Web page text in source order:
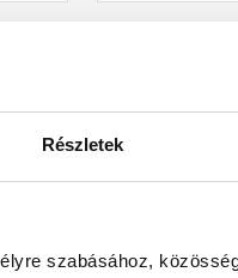
Részletek
szabásához,